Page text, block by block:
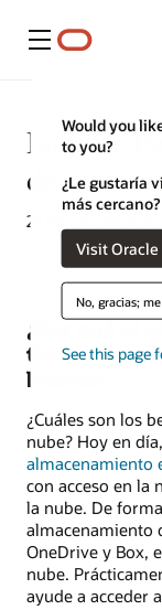
Menú
Would you
to you?
¿Le gustaría
más cercano?
Visit
No, gracias;
See this page
IaaS vs.
21 de noviembre
¿Por qué el
tiene ventaja
locales?
¿Cuáles son los
nube? Hoy en
almacenamiento
con acceso en la
la nube. De
almacenamiento
OneDrive y Box,
nube.
ayude a acceder